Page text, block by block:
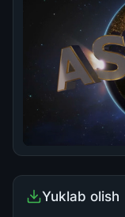
Yuklab olish